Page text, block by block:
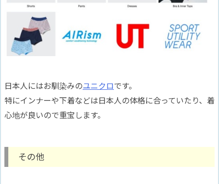
日本人にはお馴染みのユニクロです。
特にインナーや下着などは日本人の体格に合っていたり、着
心地が良いので重宝します。
その他